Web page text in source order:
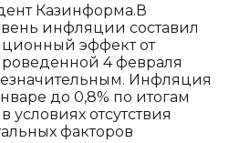
Казинформа.В
инфляции составил
эффект от
4 февраля
Инфляция
до 0,8% по итогам
условиях отсутствия
факторов